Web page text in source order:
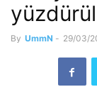
By UmmN - 29/03/